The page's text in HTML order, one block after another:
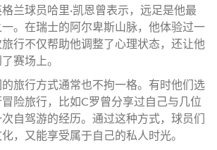
兰球员哈里·凯恩曾表示，远足是他最
。在瑞士的阿尔卑斯山脉，他体验过一
行不仅帮助他调整了心理状态，还让他
赛场上。
旅行方式通常也不拘一格。有时他们选
险旅行，比如C罗曾分享过自己与几位
自驾游的经历。通过这种方式，球员们
，又能享受属于自己的私人时光。